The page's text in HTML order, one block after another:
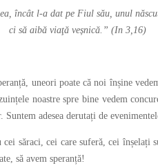
încât l-a dat pe Fiul său, unul
ci să aibă viaţă veșnică.” (In 3,16)
uneori poate că noi înșine
noastre spre bine vedem
adesea derutați de
cei săraci, cei care suferă, cei înșelați
să avem speranță!